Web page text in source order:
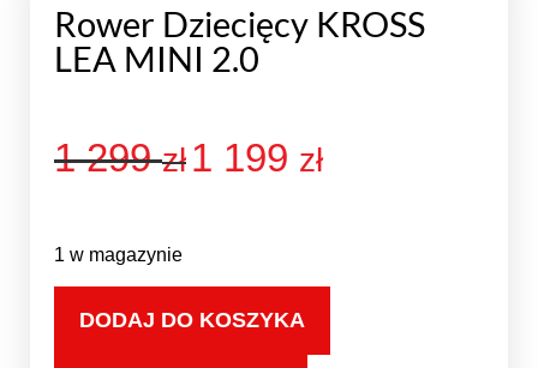
Rower Dziecięcy KROSS
LEA MINI 2.0
1 299zł1 199 zł
1 w magazynie
DODAJ DO KOSZYKA